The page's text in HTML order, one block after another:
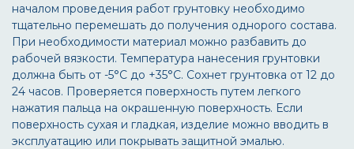
началом проведения работ грунтовку необходимо
тщательно перемешать до получения однорого состава.
При необходимости материал можно разбавить до
рабочей вязкости. Температура нанесения грунтовки
должна быть от -5°С до +35°С. Сохнет грунтовка от 12 до
24 часов. Проверяется поверхность путем легкого
нажатия пальца на окрашенную поверхность. Если
поверхность сухая и гладкая, изделие можно вводить в
эксплуатацию или покрывать защитной эмалью.